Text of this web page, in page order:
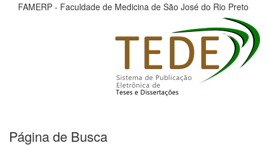
FAMERP - Faculdade de Medicina de São José do Rio Preto
Página de Busca